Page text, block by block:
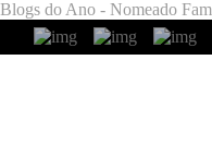
Blogs do Ano - Nomeado